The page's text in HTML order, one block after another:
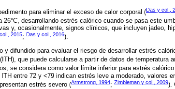
para eliminar el exceso de calor corporal (Das y col.,
26°C, desarrollando estrés calórico cuando se pasa este
y, ocasionalmente, signos clínicos, que incluyen jadeo,
2015; Das y col., 2016).
y difundido para evaluar el riesgo de desarrollar estrés
que puede calcularse a partir de datos de temperatura
se considera como valor límite inferior para estrés
entre 72 y <79 indican estrés leve a moderado, valores
estrés severo (Armstrong, 1994; Zimbleman y col., 2009).